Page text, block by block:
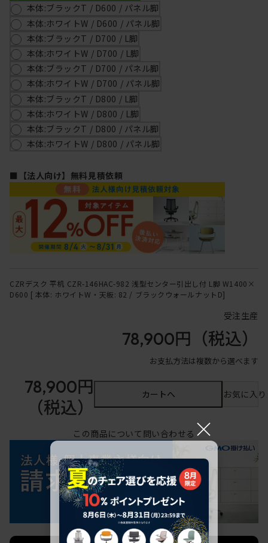
本体:ブラックT / D600 / パネル脚
本体:ホワイトW / D600 / パネル脚
本体:ブラックT / D700 / L脚
本体:ホワイトW / D700 / L脚
本体:ブラックT / D700 / パネル脚
本体:ホワイトW / D700 / パネル脚
本体:ブラックT / D800 / L脚
本体:ホワイトW / D800 / L脚
本体:ブラックT / D800 / パネル脚
本体:ホワイトW / D800 / パネル脚
■【法人向け】無料見積依頼
CZRデスク 平机 CZR-146HAC-982 浅型センター引出し付 L脚 W1400×
D600 [ 本体: ホワイトW・天板: 82 / ブラックウォールナットD]
受注生産
78,900円 （税込）
お支払方法は複数から選べます
78,900円
（税込）
カートへ お気に入
この商品について問い合わせる ×